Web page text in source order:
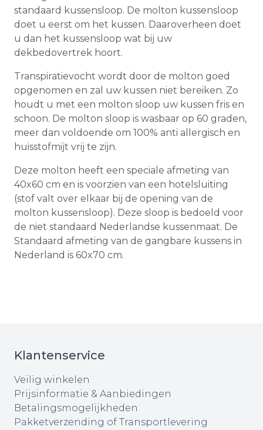
standaard kussensloop. De molton kussensloop
doet u eerst om het kussen. Daaroverheen doet
u dan het kussensloop wat bij uw
dekbedovertrek hoort.
Transpiratievocht wordt door de molton goed
opgenomen en zal uw kussen niet bereiken. Zo
houdt u met een molton sloop uw kussen fris en
schoon. De molton sloop is wasbaar op 60 graden,
meer dan voldoende om 100% anti allergisch en
huisstofmijt vrij te zijn.
Deze molton heeft een speciale afmeting van
40x60 cm en is voorzien van een hotelsluiting
(stof valt over elkaar bij de opening van de
molton kussensloop). Deze sloop is bedoeld voor
de niet standaard Nederlandse kussenmaat. De
Standaard afmeting van de gangbare kussens in
Nederland is 60x70 cm.
Klantenservice
Veilig winkelen
Prijsinformatie & Aanbiedingen
Betalingsmogelijkheden
Pakketverzending of Transportlevering